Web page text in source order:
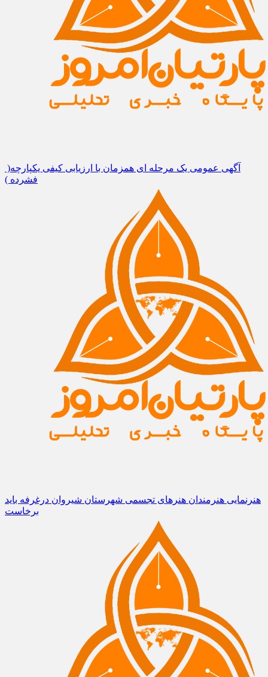
آگهی عمومی یک مرحله ای همزمان با ارزیابی کیفی یکپارچه(
فشرده )
هنرنمایی هنرمندان هنرهای تجسمی شهرستان شیروان درغرفه باید
برخاست